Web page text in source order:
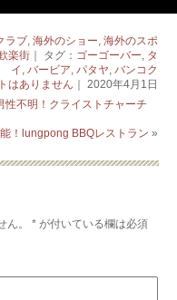
ラブ, 海外のショー, 海外のスポ
楽街｜ タグ： ゴーゴーバー, タ
イ , バービア, パタヤ, バンコク
はありません ｜ 2020年4月1日
不明！クライストチャーチ
！lungpong BBQレストラン »
。 * が付いている欄は必須